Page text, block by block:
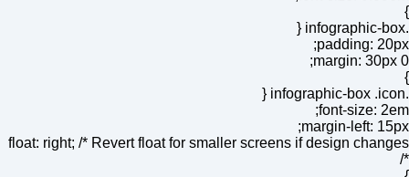
}
.infographic-box {
padding: 20px;
margin: 30px 0;
}
.infographic-box .icon {
font-size: 2em;
margin-left: 15px;
float: right; /* Revert float for smaller screens if design changes
*/